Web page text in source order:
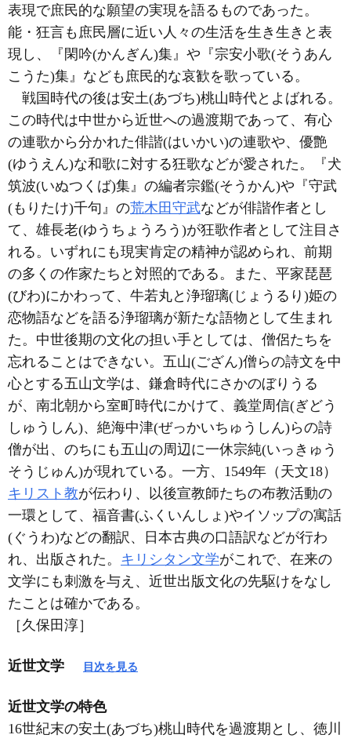
表現で庶民的な願望の実現を語るものであった。
能・狂言も庶民層に近い人々の生活を生き生きと表
現し、『閑吟(かんぎん)集』や『宗安小歌(そうあん
こうた)集』なども庶民的な哀歓を歌っている。
戦国時代の後は安土(あづち)桃山時代とよばれる。
この時代は中世から近世への過渡期であって、有心
の連歌から分かれた俳諧(はいかい)の連歌や、優艶
(ゆうえん)な和歌に対する狂歌などが愛された。『犬
筑波(いぬつくば)集』の編者宗鑑(そうかん)や『守武
(もりたけ)千句』の荒木田守武などが俳諧作者とし
て、雄長老(ゆうちょうろう)が狂歌作者として注目さ
れる。いずれにも現実肯定の精神が認められ、前期
の多くの作家たちと対照的である。また、平家琵琶
(びわ)にかわって、牛若丸と浄瑠璃(じょうるり)姫の
恋物語などを語る浄瑠璃が新たな語物として生まれ
た。中世後期の文化の担い手としては、僧侶たちを
忘れることはできない。五山(ござん)僧らの詩文を中
心とする五山文学は、鎌倉時代にさかのぼりうる
が、南北朝から室町時代にかけて、義堂周信(ぎどう
しゅうしん)、絶海中津(ぜっかいちゅうしん)らの詩
僧が出、のちにも五山の周辺に一休宗純(いっきゅう
そうじゅん)が現れている。一方、1549年（天文18）
キリスト教が伝わり、以後宣教師たちの布教活動の
一環として、福音書(ふくいんしょ)やイソップの寓話
(ぐうわ)などの翻訳、日本古典の口語訳などが行わ
れ、出版された。 キリシタン文学がこれで、在来の
文学にも刺激を与え、近世出版文化の先駆けをなし
たことは確かである。
［久保田淳］
近世文学 目次を見る
近世文学の特色
16世紀末の安土(あづち)桃山時代を過渡期とし、徳川